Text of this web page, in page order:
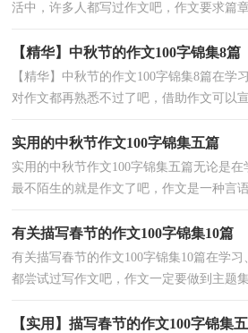
活中，许多人都写过作文吧，作文要求篇
【精华】中秋节的作文100字锦集8篇
【精华】中秋节的作文100字锦集8篇在学
对作文都再熟悉不过了吧，借助作文可以
实用的中秋节作文100字锦集五篇
实用的中秋节作文100字锦集五篇无论是
最不陌生的就是作文了吧，作文是一种言
有关描写春节的作文100字锦集10篇
有关描写春节的作文100字锦集10篇在学
都尝试过写作文吧，作文一定要做到主题
【实用】描写春节的作文100字锦集